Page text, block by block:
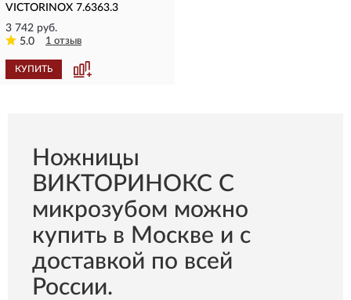
VICTORINOX 7.6363.3
3 742 руб.
5.0
1 отзыв
КУПИТЬ
Ножницы
ВИКТОРИНОКС С
микрозубом можно
купить в Москве и с
доставкой по всей
России.